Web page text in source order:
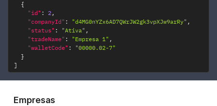
{
"id" : 2,
"companyId" : "d4MG0nYZx6AD7QWrJW2gk3vpXJw9arRy" ,
"status" : "Ativa" ,
"tradeName" : "Empresa 1" ,
"walletCode" :
"00000.02-7"
}
]
Empresas